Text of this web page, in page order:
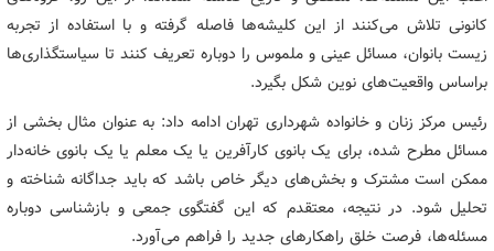
کانونی تلاش می‌کنند از این کلیشه‌ها فاصله گرفته و با استفاده از تجربه
زیست بانوان، مسائل عینی و ملموس را دوباره تعریف کنند تا سیاستگذاری‌ها
براساس واقعیت‌های نوین شکل بگیرد.
رئیس مرکز زنان و خانواده شهرداری تهران ادامه داد: به عنوان مثال بخشی از
مسائل مطرح شده، برای یک بانوی کارآفرین یا یک معلم یا یک بانوی خانه‌دار
ممکن است مشترک و بخش‌های دیگر خاص باشد که باید جداگانه شناخته و
تحلیل شود. در نتیجه، معتقدم که این گفتگوی جمعی و بازشناسی دوباره
مسئله‌ها، فرصت خلق راهکارهای جدید را فراهم می‌آورد.